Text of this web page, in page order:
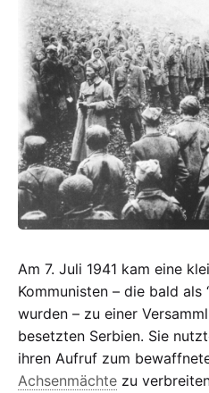
Spanier
Am 7. Juli 1941 kam eine
Kommunisten – die bald als
wurden – zu einer
besetzten Serbien. Sie
ihren Aufruf zum
Achsenmächte zu